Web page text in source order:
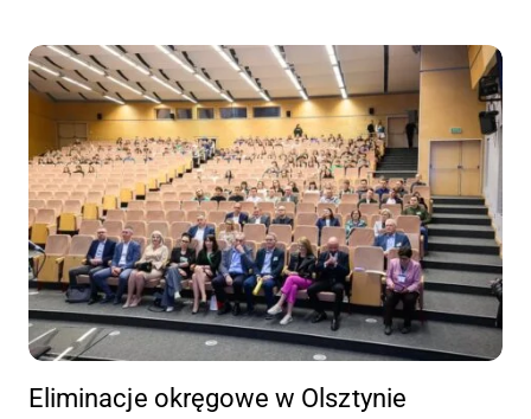
Eliminacje okręgowe w Olsztynie